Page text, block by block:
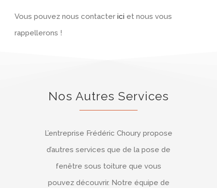
Vous pouvez nous contacter ici et nous vous
rappellerons !
Nos Autres Services
L’entreprise Frédéric Choury propose
d’autres services que de la pose de
fenêtre sous toiture que vous
pouvez découvrir. Notre équipe de